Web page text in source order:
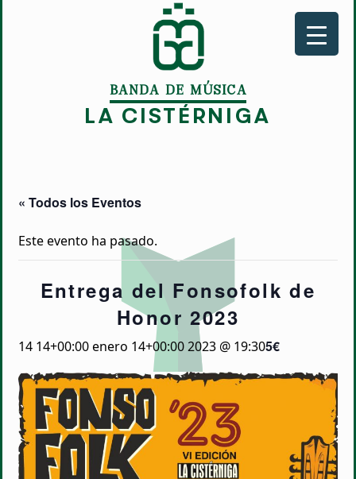
BANDA DE MÚSICA
LA CISTÉRNIGA
« Todos los Eventos
Este evento ha pasado.
Entrega del Fonsofolk de
Honor 2023
14 14+00:00 enero 14+00:00 2023 @ 19:305€